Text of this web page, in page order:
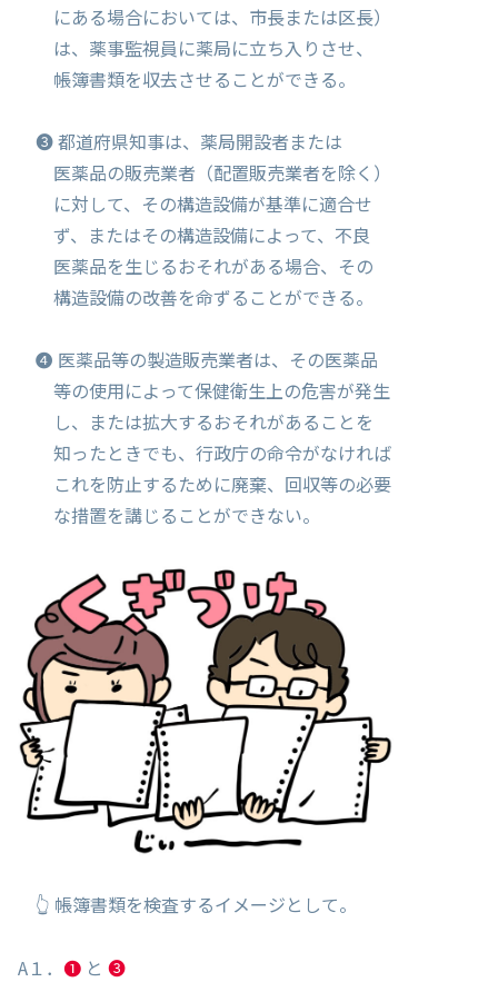
にある場合においては、市長または区長）
は、薬事監視員に薬局に立ち入りさせ、
帳簿書類を収去させることができる。
❸ 都道府県知事は、薬局開設者または
医薬品の販売業者（配置販売業者を除く）
に対して、その構造設備が基準に適合せ
ず、またはその構造設備によって、不良
医薬品を生じるおそれがある場合、その
構造設備の改善を命ずることができる。
❹ 医薬品等の製造販売業者は、その医薬品
等の使用によって保健衛生上の危害が発生
し、または拡大するおそれがあることを
知ったときでも、行政庁の命令がなければ
これを防止するために廃棄、回収等の必要
な措置を講じることができない。
👆 帳簿書類を検査するイメージとして。
A１． ❶ と ❸